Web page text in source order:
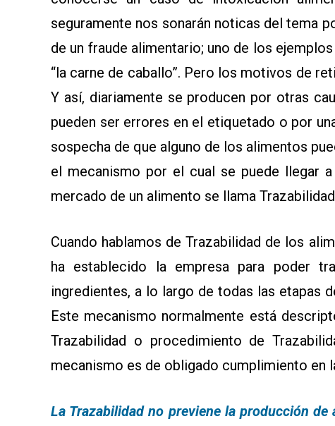
seguramente nos sonarán noticas del tema
de un fraude alimentario; uno de los
“la carne de caballo”. Pero los motivos de
Y así, diariamente se producen por otras
pueden ser errores en el etiquetado o por
sospecha de que alguno de los alimentos
el mecanismo por el cual se puede llegar
mercado de un alimento se llama
Cuando hablamos de Trazabilidad de los
ha establecido la empresa para poder
ingredientes, a lo largo de todas las etapas
Este mecanismo normalmente está
Trazabilidad o procedimiento de
mecanismo es de obligado cumplimiento en
La Trazabilidad no previene la producción